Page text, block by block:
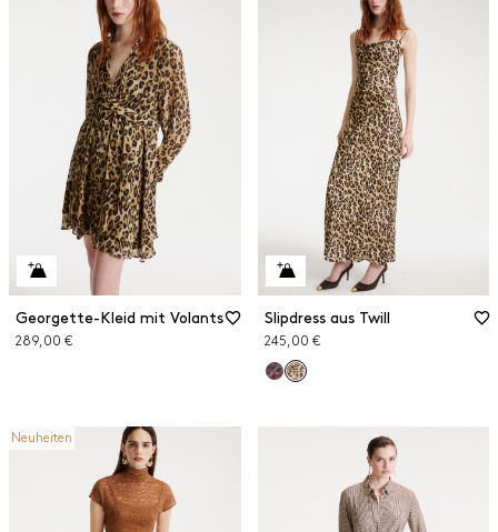
Georgette-Kleid mit Volants
289,00 €
Slipdress aus Twill
245,00 €
Neuheiten